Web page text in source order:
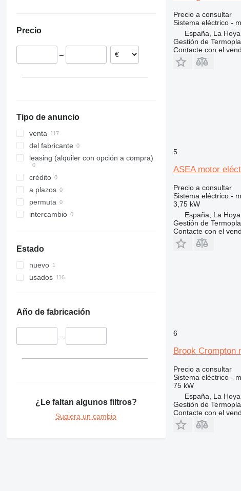
Precio
–
Tipo de anuncio
venta
del fabricante
leasing (alquiler con opción a compra)
crédito
a plazos
permuta
intercambio
Estado
nuevo
usados
Año de fabricación
–
¿Le faltan algunos filtros?
Sugiera un cambio
Precio a consultar
Sistema eléctrico -
España, La Hoya
Gestión de
Contacte con el
5
ASEA motor
Precio a consultar
Sistema eléctrico -
3,75 kW
España, La Hoya
Gestión de
Contacte con el
6
Brook Crompton
Precio a consultar
Sistema eléctrico -
75 kW
España, La Hoya
Gestión de
Contacte con el